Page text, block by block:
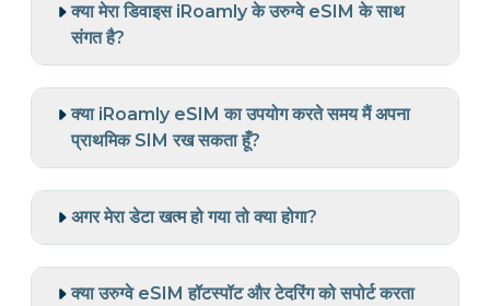
क्या मेरा डिवाइस iRoamly के उरुग्वे eSIM के साथ
संगत है?
क्या iRoamly eSIM का उपयोग करते समय मैं अपना
प्राथमिक SIM रख सकता हूँ?
अगर मेरा डेटा खत्म हो गया तो क्या होगा?
क्या उरुग्वे eSIM हॉटस्पॉट और टेदरिंग को सपोर्ट करता